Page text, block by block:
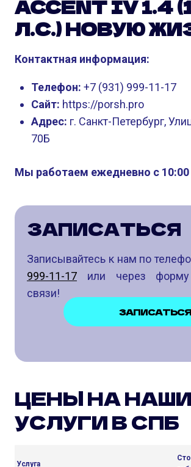
ACCENT IV 1.4
Л.С.) НОВУЮ
Контактная информация:
Телефон: +7 (931) 999-11-17
Сайт: https://porsh.pro
Адрес: г. Санкт-Петербург,
70Б
Мы работаем ежедневно с 10:00
ЗАПИСАТЬСЯ
Записывайтесь к нам по
999-11-17 или через форму
связи!
ЗАПИСАТЬСЯ
ЦЕНЫ НА НАШИ
УСЛУГИ В СПБ
Услуга